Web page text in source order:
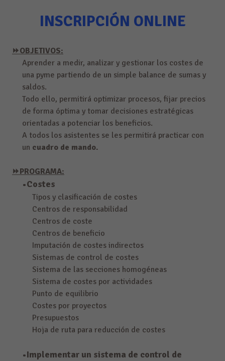
INSCRIPCIÓN ONLINE
⏩OBJETIVOS:
Aprender a medir, analizar y gestionar los costes de
una pyme partiendo de un simple balance de sumas y
saldos.
Todo ello, permitirá optimizar procesos, fijar precios
de forma óptima y tomar decisiones estratégicas
orientadas a potenciar los beneficios.
A todos los asistentes se les permitirá practicar con
un cuadro de mando.
⏩PROGRAMA:
•Costes
Tipos y clasificación de costes
Centros de responsabilidad
Centros de coste
Centros de beneficio
Imputación de costes indirectos
Sistemas de control de costes
Sistema de las secciones homogéneas
Sistema de costes por actividades
Punto de equilibrio
Costes por proyectos
Presupuestos
Hoja de ruta para reducción de costes
•Implementar un sistema de control de